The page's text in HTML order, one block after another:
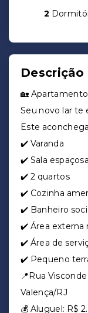
2
🏡
Seu novo lar te
Este
✔️ Varanda
✔️ Sala espaçosa
✔️ 2 quartos
✔️ Cozinha
✔️ Banheiro
✔️ Área externa
✔️ Área de
✔️ Pequeno
📍Rua
Valença/RJ
💰 Aluguel: R$